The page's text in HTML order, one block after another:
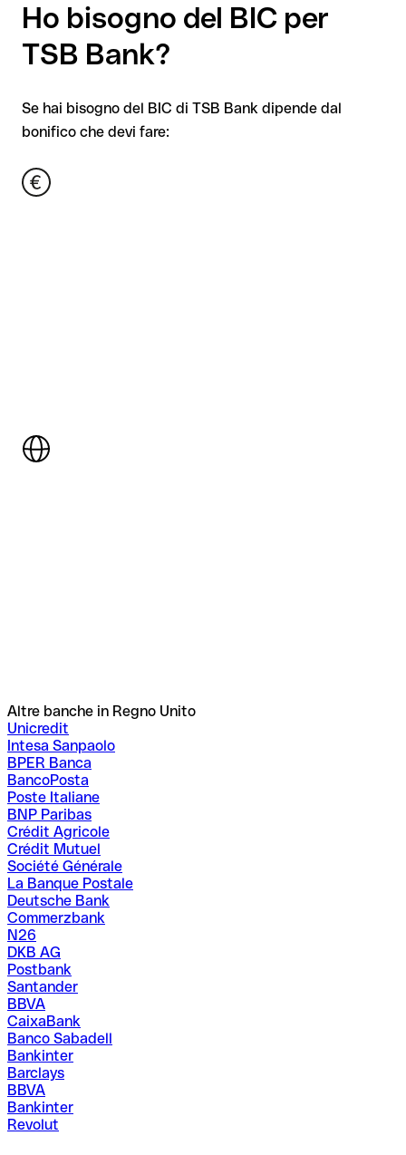
Ho bisogno del BIC per
TSB Bank?
Se hai bisogno del BIC di TSB Bank dipende dal
bonifico che devi fare:
Altre banche in Regno Unito
Unicredit
Intesa Sanpaolo
BPER Banca
BancoPosta
Poste Italiane
BNP Paribas
Crédit Agricole
Crédit Mutuel
Société Générale
La Banque Postale
Deutsche Bank
Commerzbank
N26
DKB AG
Postbank
Santander
BBVA
CaixaBank
Banco Sabadell
Bankinter
Barclays
BBVA
Bankinter
Revolut